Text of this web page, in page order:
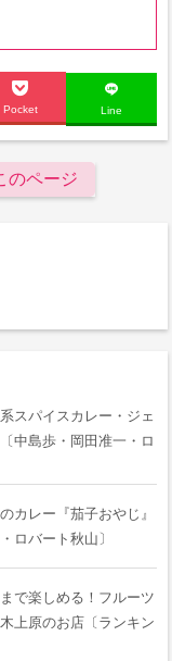
Pocket Line
のページ
スパイスカレー・ジェ
中島歩・岡田准一・ロ
カレー『茄子おやじ』
ロバート秋山〕
で楽しめる！フルーツ
上原のお店〔ランキン